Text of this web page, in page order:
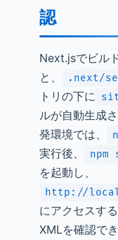
認
Next.jsでビル
と、
.next/
トリの下に
ルが自動生成
発環境では、
実行後、
を起動し、
http://
にアクセスす
XMLを確認でき